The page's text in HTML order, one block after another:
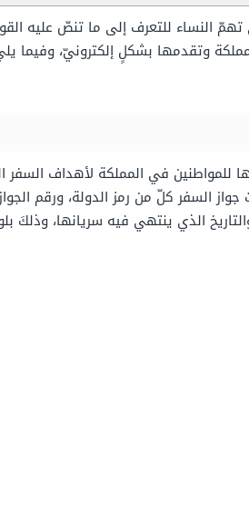
النساء للتعرف إلى ما تنصّ عليه
وتقدمها بشكلٍ إلكترونيّ، وفيما
كلّ من رمز الدولة، ورقم الجواز
الذي ينتهي فيه سريانها، وذلكَ